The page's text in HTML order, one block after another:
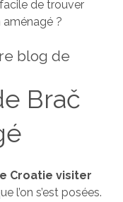
de trouver
?
blog de
Brač
Croatie visiter
l’on s’est posées.